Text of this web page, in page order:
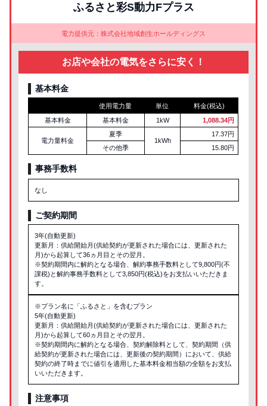
ふるさと彩S動力Fプラス
電力提供元：株式会社地域創生ホールディングス
お店や会社の電気をさらに安く！
基本料金
使用電力量 単位
料金(税込)
基本料金
基本料金 1kW 1,088.34円
電力量料金
夏季
1kWh
17.37円
その他季
15.80円
事務手数料
なし
ご契約期間
3年(自動更新)
更新月：供給開始月(供給契約が更新された場合には、更新された
月)から起算して36ヵ月目とその翌月。
※契約期間内に解約となる場合、解約事務手数料として9,800円(不
課税)と解約事務手数料として3,850円(税込)をお支払いいただきま
す。
※プラン名に「ふるさと」を含むプラン
5年(自動更新)
更新月：供給開始月(供給契約が更新された場合には、更新された
月)から起算して60ヵ月目とその翌月。
※契約期間内に解約となる場合、契約解除料として、契約期間（供
給契約が更新された場合には、更新後の契約期間）において、供給
契約の終了時までに値引を適用した基本料金相当額の全額をお支払
いいただきます。
注意事項